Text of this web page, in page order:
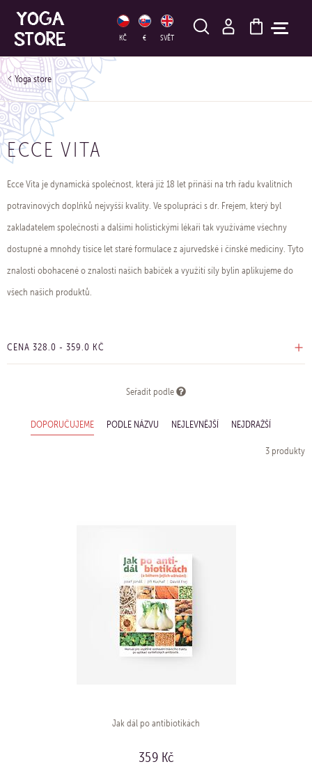
KČ € SVĚT
HLEDAT
Yoga store
ECCE VITA
Ecce Vita je dynamická společnost, která již 18 let přináší na trh řadu kvalitních
potravinových doplňků nejvyšší kvality. Ve spolupráci s dr. Frejem, který byl
zakladatelem společnosti a dalšími holistickými lékaři tak využíváme všechny
dostupné a mnohdy tisíce let staré formulace z ajurvedské i čínské medicíny. Tyto
znalosti obohacené o znalosti našich babiček a využití síly bylin aplikujeme do
všech našich produktů.
CENA 328.0 - 359.0 KČ
Seřadit podle
DOPORUČUJEME PODLE NÁZVU NEJLEVNĚJŠÍ NEJDRAŽŠÍ
3 produkty
Jak dál po antibiotikách
359 Kč